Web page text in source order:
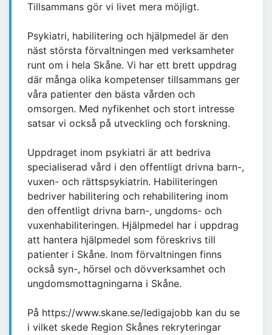
Tillsammans gör vi livet mera möjligt.
Psykiatri, habilitering och hjälpmedel är den
näst största förvaltningen med verksamheter
runt om i hela Skåne. Vi har ett brett uppdrag
där många olika kompetenser tillsammans ger
våra patienter den bästa vården och
omsorgen. Med nyfikenhet och stort intresse
satsar vi också på utveckling och forskning.
Uppdraget inom psykiatri är att bedriva
specialiserad vård i den offentligt drivna barn-,
vuxen- och rättspsykiatrin. Habiliteringen
bedriver habilitering och rehabilitering inom
den offentligt drivna barn-, ungdoms- och
vuxenhabiliteringen. Hjälpmedel har i uppdrag
att hantera hjälpmedel som föreskrivs till
patienter i Skåne. Inom förvaltningen finns
också syn-, hörsel och dövverksamhet och
ungdomsmottagningarna i Skåne.
På https://www.skane.se/ledigajobb kan du se
i vilket skede Region Skånes rekryteringar